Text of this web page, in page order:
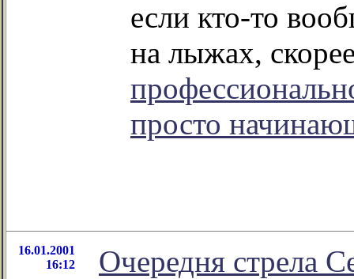
если кто-то
на лыжах,
просто
16.01.2001
16:12
Очередня стрела